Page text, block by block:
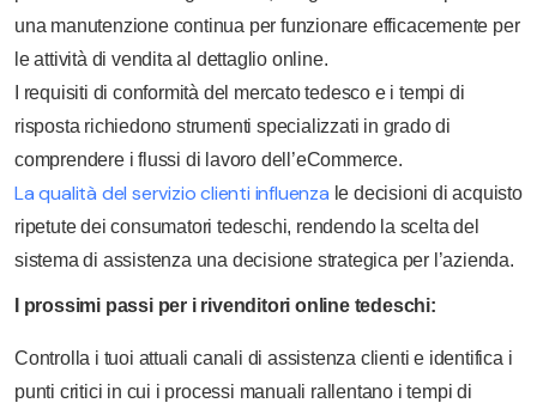
una manutenzione continua per funzionare efficacemente per
le attività di vendita al dettaglio online.
I requisiti di conformità del mercato tedesco e i tempi di
risposta richiedono strumenti specializzati in grado di
comprendere i flussi di lavoro dell’eCommerce.
La qualità del servizio clienti influenza le decisioni di acquisto
ripetute dei consumatori tedeschi, rendendo la scelta del
sistema di assistenza una decisione strategica per l’azienda.
I prossimi passi per i rivenditori online tedeschi:
Controlla i tuoi attuali canali di assistenza clienti e identifica i
punti critici in cui i processi manuali rallentano i tempi di